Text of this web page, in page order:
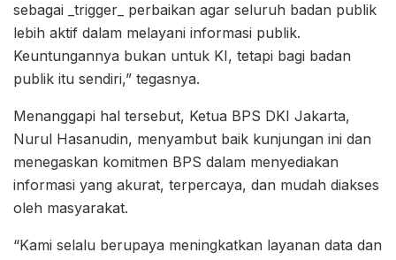
sebagai _trigger_ perbaikan agar seluruh badan publik
lebih aktif dalam melayani informasi publik.
Keuntungannya bukan untuk KI, tetapi bagi badan
publik itu sendiri,” tegasnya.
Menanggapi hal tersebut, Ketua BPS DKI Jakarta,
Nurul Hasanudin, menyambut baik kunjungan ini dan
menegaskan komitmen BPS dalam menyediakan
informasi yang akurat, terpercaya, dan mudah diakses
oleh masyarakat.
“Kami selalu berupaya meningkatkan layanan data dan